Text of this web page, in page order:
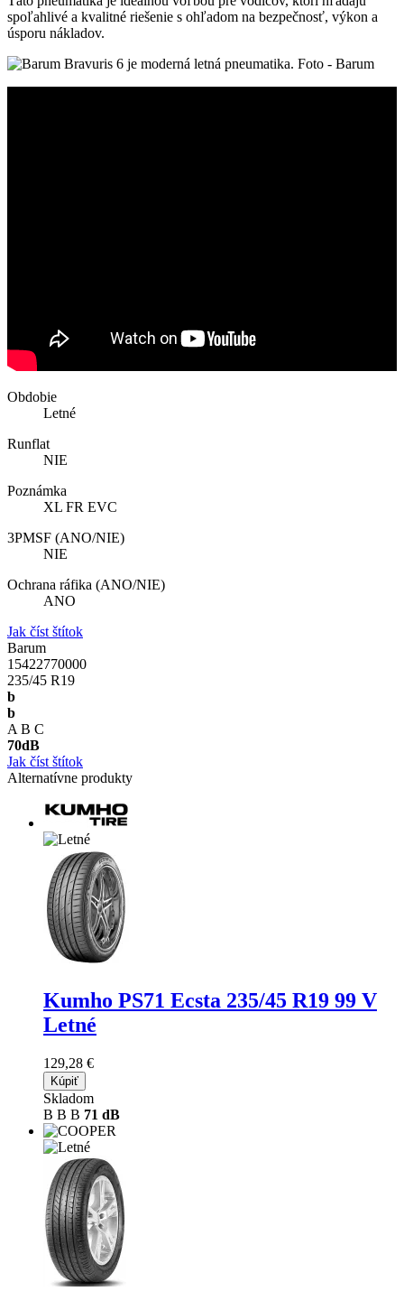
spoľahlivé a kvalitné riešenie s ohľadom na bezpečnosť, výkon a
úsporu nákladov.
Obdobie
Letné
Runflat
NIE
Poznámka
XL FR EVC
3PMSF (ANO/NIE)
NIE
Ochrana ráfika (ANO/NIE)
ANO
Jak číst štítok
Barum
15422770000
235/45 R19
b
b
A B C
70dB
Jak číst štítok
Alternatívne produkty
Kumho PS71 Ecsta 235/45 R19 99 V
Letné
129,28 €
Kúpiť
Skladom
B B B 71 dB